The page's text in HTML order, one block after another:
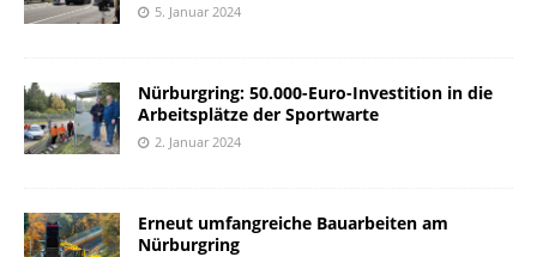
5. Januar 2024
Nürburgring: 50.000-Euro-Investition in die
Arbeitsplätze der Sportwarte
2. Januar 2024
Erneut umfangreiche Bauarbeiten am
Nürburgring